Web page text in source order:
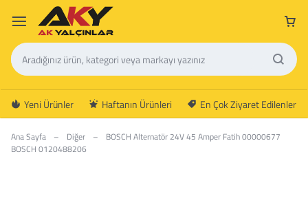
Yeni Ürünler Haftanın Ürünleri En Çok Ziyaret Edilenler
Ana Sayfa – Diğer –
BOSCH Alternatör 24V 45 Amper Fatih 00000677
BOSCH 0120488206